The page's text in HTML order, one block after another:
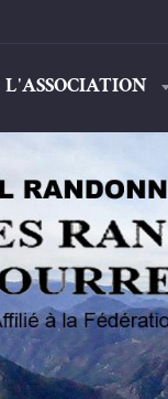
L'ASSOCIATION